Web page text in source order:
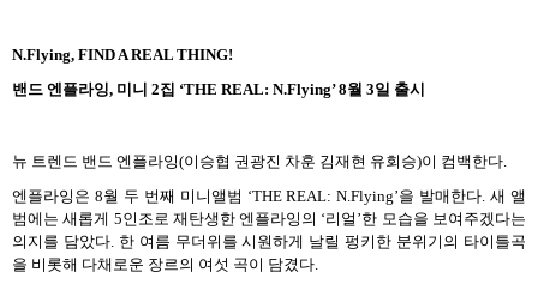
N.Flying, FIND A REAL THING!
밴드 엔플라잉, 미니 2집 ‘THE REAL: N.Flying’ 8월 3일 출시
뉴 트렌드 밴드 엔플라잉(이승협 권광진 차훈 김재현 유회승)이 컴백한다
엔플라잉은 8월 두 번째 미니앨범 ‘THE REAL: N.Flying’을 발매한다.새 앨
범에는 새롭게 5인조로 재탄생한 엔플라잉의 ‘리얼 ’한 모습을 보여주겠다는
의지를 담았다. 한 여름 무더위를 시원하게 날릴 펑키한 분위기의 타이틀곡
을 비롯해 다채로운 장르의 여섯 곡이 담겼다.